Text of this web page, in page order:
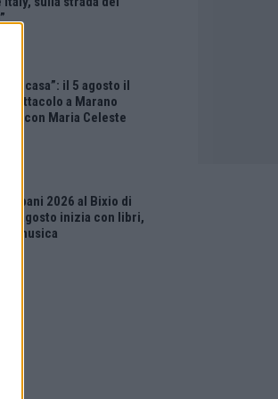
in casa”: il 5 agosto il
spettacolo a Marano
con Maria Celeste
Urbani 2026 al Bixio di
agosto inizia con libri,
e musica